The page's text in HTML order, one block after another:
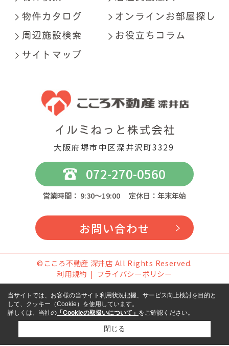
大阪府堺市中区深井沢町3329
072-270-0560
営業時間： 9:30～19:00 定休日：年末年始
お問い合わせ
©こころ不動産 深井店 All Rights Reserved.
利用規約
プライバシーポリシー
当サイトでは、お客様の当サイト利用状況把握、サービス向上検討を目的と
して、クッキー（Cookie）を使用しています。
詳しくは、当社の 「Cookieの取扱いについて」 をご確認ください。
閉じる